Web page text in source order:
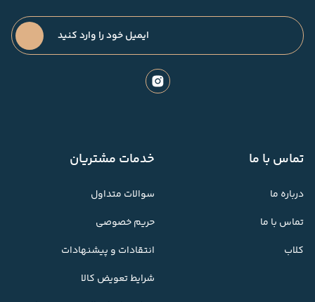
تماس با ما
درباره ما
تماس با ما
کلاب
خدمات مشتریان
سوالات متداول
حریم خصوصی
انتقادات و پیشنهادات
شرایط تعویض کالا